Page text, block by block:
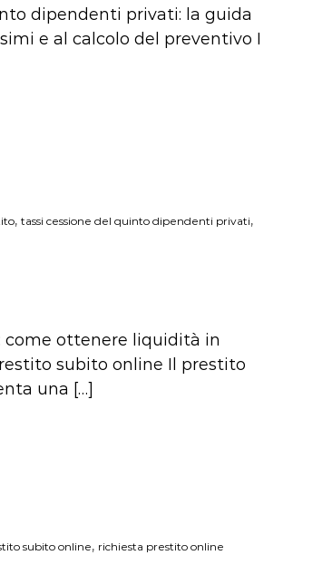
dipendenti privati: la guida
e al calcolo del preventivo I
, tassi cessione del quinto dipendenti privati,
come ottenere liquidità in
subito online Il prestito
una […]
subito online, richiesta prestito online